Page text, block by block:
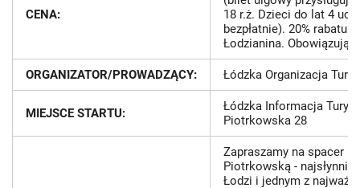
CENA:
18 r.ż. Dzieci do lat 4
bezpłatnie). 20% rabatu
Łodzianina. Obowiązują
ORGANIZATOR/PROWADZĄCY: Łódzka Organizacja
MIEJSCE STARTU:
Łódzka Informacja
Piotrkowska 28
Zapraszamy na spacer
Piotrkowską -
Łodzi i jednym z